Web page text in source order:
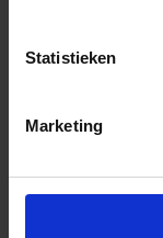
Statistieken
Marketing